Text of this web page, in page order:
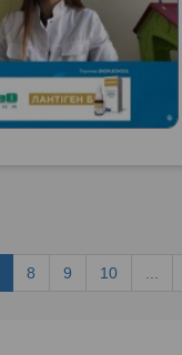
8 9 10